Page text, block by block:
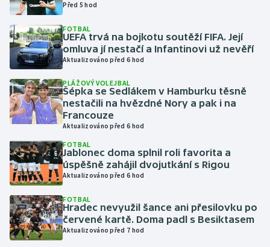
Jezdectví
Judo
Krasobruslení
Lezení
Lyže a snowboard
Moderní pětiboj
Motorsport
Olympijské hry
Parasport
Před 5 hod
FOTBAL
UEFA trvá na bojkotu soutěží FIFA. Její
omluva jí nestačí a Infantinovi už nevěří
Aktualizováno před 6 hod
PLÁŽOVÝ VOLEJBAL
Šépka se Sedlákem v Hamburku těsně
nestačili na hvězdné Nory a pak i na
Francouze
Aktualizováno před 6 hod
FOTBAL
Jablonec doma splnil roli favorita a
úspěšně zahájil dvojutkání s Rigou
Aktualizováno před 6 hod
FOTBAL
Hradec nevyužil šance ani přesilovku po
červené kartě. Doma padl s Besiktasem
Aktualizováno před 7 hod